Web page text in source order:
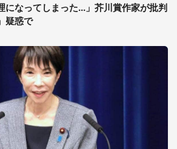
になってしまった...」芥川賞作家が批判
疑惑で